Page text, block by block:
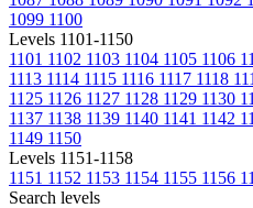
1099 1100
Levels 1101-1150
1101 1102 1103 1104 1105 1106
1113 1114 1115 1116 1117 1118
1125 1126 1127 1128 1129 1130
1137 1138 1139 1140 1141 1142
1149 1150
Levels 1151-1158
1151 1152 1153 1154 1155 1156
Search levels